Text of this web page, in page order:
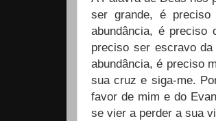
ser grande, é
abundância, é
preciso ser escravo
abundância, é preciso
sua cruz e siga-me.
favor de mim e do
se vier a perder a sua